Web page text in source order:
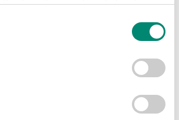
oder widerrufen
darüber, wie Ihre persönlichen Daten
und legen Sie Ihre Präferenzen im
um Inhalte und Anzeigen zu